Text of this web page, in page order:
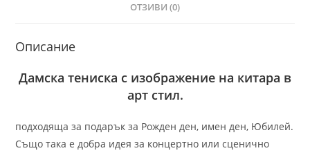
ОТЗИВИ (0)
Описание
Дамска тениска с изображение на китара в
арт стил.
подходяща за подарък за Рожден ден, имен ден, Юбилей.
Също така е добра идея за концертно или сценично